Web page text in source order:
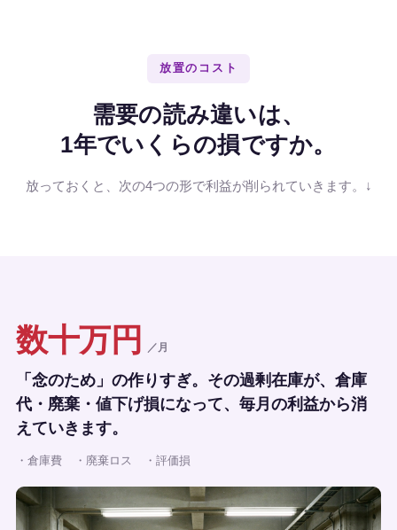
放置のコスト
需要の読み違いは、
1年でいくらの損ですか。
放っておくと、次の4つの形で利益が削られていきます。↓
数十万円 ／月
「念のため」の作りすぎ。その過剰在庫が、倉庫
代・廃棄・値下げ損になって、毎月の利益から消
えていきます。
・倉庫費 ・廃棄ロス ・評価損